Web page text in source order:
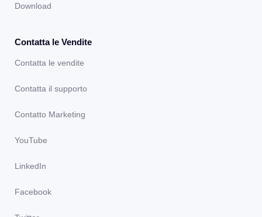
Download
Contatta le Vendite
Contatta le vendite
Contatta il supporto
Contatto Marketing
YouTube
LinkedIn
Facebook